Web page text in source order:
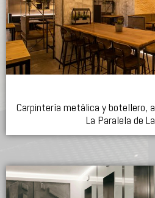
Carpintería metálica y botellero,
La Paralela de